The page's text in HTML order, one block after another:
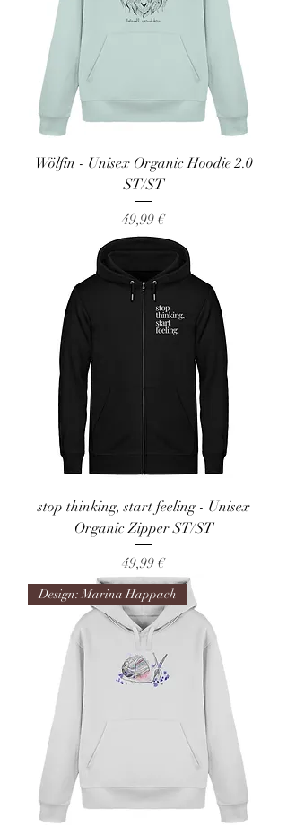
Wölfin - Unisex Organic Hoodie 2.0
ST/ST
Preis
49,99 €
stop thinking, start feeling - Unisex
Organic Zipper ST/ST
Preis
49,99 €
Design: Marina Happach